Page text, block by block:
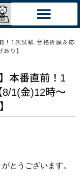
！1次試験 合格祈願＆応
り】
本番直前！1
1(金)12時〜
とうございます。